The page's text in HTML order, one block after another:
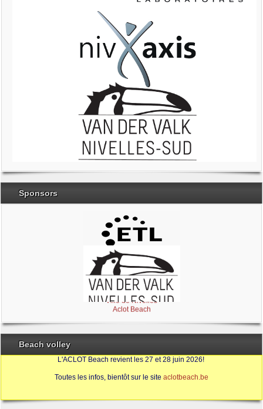
Sponsors
Brabant Wallon
Magic Miroir
Ville de Nivelles
Aclot Beach
Beach volley
L'ACLOT Beach revient les 27 et 28 juin 2026!
Toutes les infos, bientôt sur le site aclotbeach.be